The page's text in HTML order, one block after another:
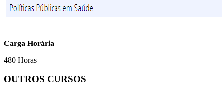
Carga Horária
480 Horas
OUTROS CURSOS